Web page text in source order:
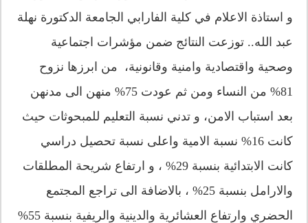
و استاذة الاعلام في كلية الفارابي الجامعة الدكتورة نهلة
عبد الله.. توزعت النتائج ضمن مؤشرات اجتماعية
وصحية واقتصادية وامنية وقانونية، من ابرزها نزوح
81% من النساء ومن ثم عودت 75% منهن الى مدنهن
بعد استباب الامن، و تدني نسبة التعليم للمبحوثات حيث
كانت 16% نسبة الامية واعلى نسبة تحصيل دراسي
كانت الابتدائية بنسبة 29% ، و ارتفاع شريحة المطلقات
والارامل بنسبة 25% ، بالاضافة الى تراجع المجتمع
الحضري وارتفاع العشائرية والدينية والريفية بنسبة 55%